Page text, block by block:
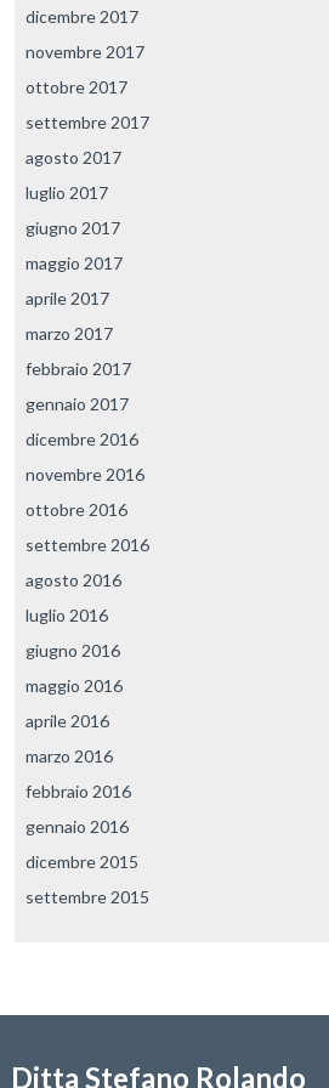
dicembre 2017
novembre 2017
ottobre 2017
settembre 2017
agosto 2017
luglio 2017
giugno 2017
maggio 2017
aprile 2017
marzo 2017
febbraio 2017
gennaio 2017
dicembre 2016
novembre 2016
ottobre 2016
settembre 2016
agosto 2016
luglio 2016
giugno 2016
maggio 2016
aprile 2016
marzo 2016
febbraio 2016
gennaio 2016
dicembre 2015
settembre 2015
Ditta Stefano Rolando